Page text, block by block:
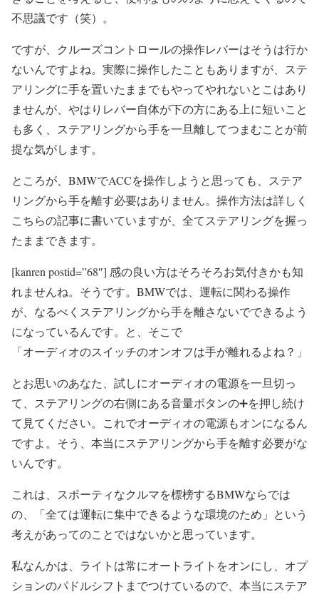
不思議です（笑）。
ですが、クルーズコントロールの操作レバーはそうは行か
ないんですよね。実際に操作したこともありますが、ステ
アリングに手を置いたままでもやってやれないとこはあり
ませんが、やはりレバー自体が下の方にある上に短いこと
も多く、ステアリングから手を一旦離してつまむことが前
提な気がします。
ところが、BMWでACCを操作しようと思っても、ステア
リングから手を離す必要はありません。操作方法は詳しく
こちらの記事に書いていますが、全てステアリングを握っ
たままできます。
[kanren postid=”68″] 感の良い方はそろそろお気付きかも知
れませんね。そうです。BMWでは、運転に関わる操作
が、なるべくステアリングから手を離さないでできるよう
になっているんです。と、そこで
「オーディオのスイッチのオンオフは手が離れるよね？」
とお思いのあなた、試しにオーディオの電源を一旦切っ
て、ステアリングの右側にある音量ボタンの➕を押し続け
て見てください。これでオーディオの電源もオンになるん
ですよ。そう、本当にステアリングから手を離す必要がな
いんです。
これは、スポーティなクルマを標榜するBMWならでは
の、「全ては運転に集中できるような環境のため」という
考えがあってのことではないかと思っています。
私なんかは、ライトは常にオートライトをオンにし、オプ
ションのパドルシフトまでつけているので、本当にステア